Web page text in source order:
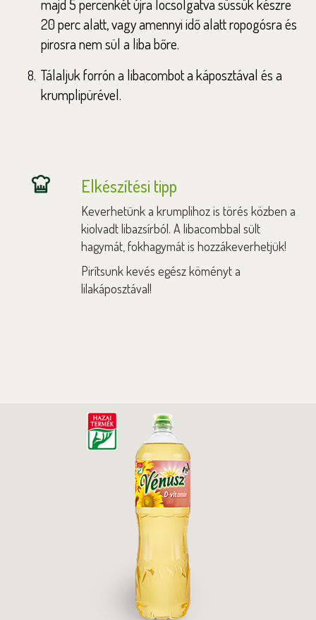
majd 5 percenkét újra locsolgatva süssük készre
20 perc alatt, vagy amennyi idő alatt ropogósra és
pirosra nem sül a liba bőre.
Tálaljuk forrón a libacombot a káposztával és a
krumplipürével.
Elkészítési tipp
Keverhetünk a krumplihoz is törés közben a
kiolvadt libazsírból. A libacombbal sült
hagymát, fokhagymát is hozzákeverhetjük!
Pirítsunk kevés egész köményt a
lilakáposztával!